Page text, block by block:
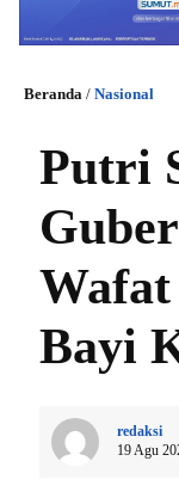
Beranda / Nasional
Putri
Bayi
redaksi
19 Agu